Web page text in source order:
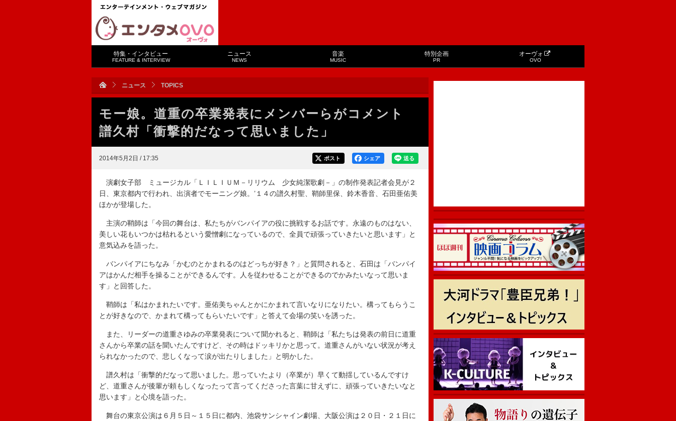
特集・インタビュー
FEATURE & INTERVIEW
ニュース
NEWS
音楽
MUSIC
特別企画
PR
オーヴォ
OVO
ニュース TOPICS
モー娘。道重の卒業発表にメンバーらがコメント
譜久村「衝撃的だなって思いました」
2014年5月2日 / 17:35 送る
シェア
ポスト
演劇女子部 ミュージカル「ＬＩＬＩＵＭ－リリウム 少女純潔歌劇－」の制作発表記者会見が２
日、東京都内で行われ、出演者でモーニング娘。’１４の譜久村聖、鞘師里保、鈴木香音、石田亜佑美
ほかが登場した。
主演の鞘師は「今回の舞台は、私たちがバンパイアの役に挑戦するお話です。永遠のものはない、
美しい花もいつかは枯れるという愛憎劇になっているので、全員で頑張っていきたいと思います」と
意気込みを語った。
バンパイアにちなみ「かむのとかまれるのはどっちが好き？」と質問されると、石田は「バンパイ
アはかんだ相手を操ることができるんです。人を従わせることができるのでかみたいなって思いま
す」と回答した。
鞘師は「私はかまれたいです。亜佑美ちゃんとかにかまれて言いなりになりたい。構ってもらうこ
とが好きなので、かまれて構ってもらいたいです」と答えて会場の笑いを誘った。
また、リーダーの道重さゆみの卒業発表について聞かれると、鞘師は「私たちは発表の前日に道重
さんから卒業の話を聞いたんですけど、その時はドッキリかと思って。道重さんがいない状況が考え
られなかったので、悲しくなって涙が出たりしました」と明かした。
譜久村は「衝撃的だなって思いました。思っていたより（卒業が）早くて動揺しているんですけ
ど、道重さんが後輩が頼もしくなったって言ってくださった言葉に甘えずに、頑張っていきたいなと
思います」と心境を語った。
舞台の東京公演は６月５日～１５日に都内、池袋サンシャイン劇場、大阪公演は２０日・２１日に